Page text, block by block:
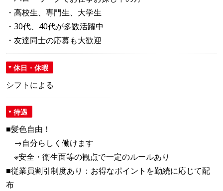
・高校生、専門生、大学生
・30代、40代が多数活躍中
・友達同士の応募も大歓迎
休日・休暇
シフトによる
待遇
■髪色自由！
→自分らしく働けます
※安全・衛生面等の観点で一定のルールあり
■従業員割引制度あり：お得なポイントを勤続に応じて配
布